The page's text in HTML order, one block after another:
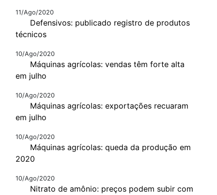
11/Ago/2020
Defensivos: publicado registro de produtos
técnicos
10/Ago/2020
Máquinas agrícolas: vendas têm forte alta
em julho
10/Ago/2020
Máquinas agrícolas: exportações recuaram
em julho
10/Ago/2020
Máquinas agrícolas: queda da produção em
2020
10/Ago/2020
Nitrato de amônio: preços podem subir com